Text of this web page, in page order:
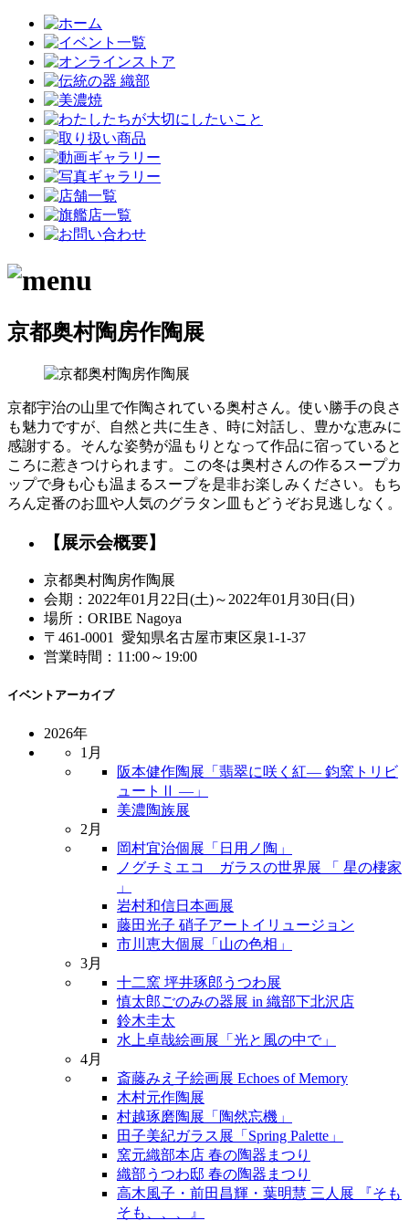
京都奥村陶房作陶展
京都宇治の山里で作陶されている奥村さん。使い勝手の良さ
も魅力ですが、自然と共に生き、時に対話し、豊かな恵みに
感謝する。そんな姿勢が温もりとなって作品に宿っていると
ころに惹きつけられます。この冬は奥村さんの作るスープカ
ップで身も心も温まるスープを是非お楽しみください。もち
ろん定番のお皿や人気のグラタン皿もどうぞお見逃しなく。
【展示会概要】
京都奥村陶房作陶展
会期：2022年01月22日(土)～2022年01月30日(日)
場所：ORIBE Nagoya
〒461-0001 愛知県名古屋市東区泉1-1-37
営業時間：11:00～19:00
イベントアーカイブ
2026年
1月
阪本健作陶展「翡翠に咲く紅― 鈞窯トリビ
ュートⅡ ―」
美濃陶族展
2月
岡村宜治個展「日用ノ陶」
ノグチミエコ ガラスの世界展 「 星の棲家
」
岩村和信日本画展
藤田光子 硝子アートイリュージョン
市川恵大個展「山の色相」
3月
十二窯 坪井琢郎うつわ展
慎太郎ごのみの器展 in 織部下北沢店
鈴木圭太
水上卓哉絵画展「光と風の中で」
4月
斎藤みえ子絵画展 Echoes of Memory
木村元作陶展
村越琢磨陶展「陶然忘機」
田子美紀ガラス展「Spring Palette」
窯元織部本店 春の陶器まつり
織部うつわ邸 春の陶器まつり
高木風子・前田昌輝・葉明慧 三人展 『そも
そも、、、』